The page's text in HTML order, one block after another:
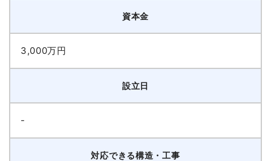
資本金
3,000万円
設立日
-
対応できる構造・工事